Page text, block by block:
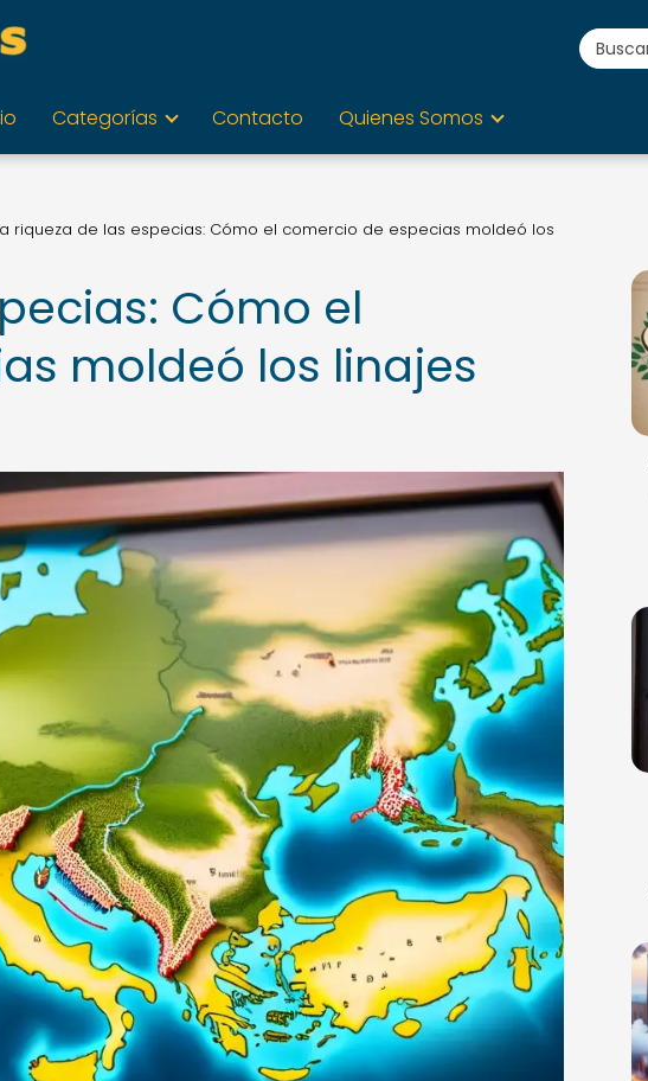
Categorías Contacto Quienes Somos
riqueza de las especias: Cómo el comercio de especias moldeó los
Cómo el
moldeó los linajes